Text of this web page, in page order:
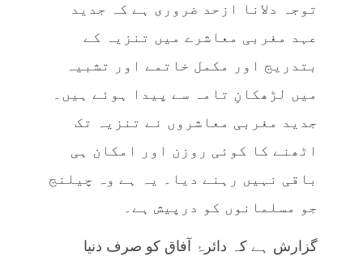
توجہ دلانا ازحد ضروری ہے کہ جدید
عہد مغربی معاشرے میں تنزیہ کے
بتدریج اور مکمل خاتمے اور تشبیہ
میں لڑھکانِ تامہ سے پیدا ہوئے ہیں۔
جدید مغربی معاشروں نے تنزیہ تک
اٹھنے کا کوئی روزن اور امکان ہی
باقی نہیں رہنے دیا۔ یہ ہے وہ چیلنج
جو مسلمانوں کو درپیش ہے۔
گزارش ہے کہ دائرۂ آفاق کو صرف دنیا